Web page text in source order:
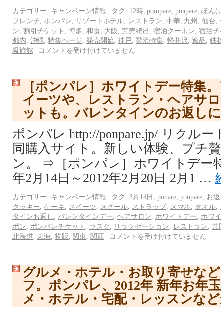
カテゴリー: キャンペーン情報 | タグ: 12時 pompare ponpare ぽん
フレンチ
ポンパレ リゾートホテル レストラン 中華 九州 仙台
ン 割引チケット 博多 和食 大阪 完売続出 宿泊クーポン 宿泊
都内 沖縄 特集ページ 発売開始 神戸 贅沢特集 軽井沢 逸品 鉄
級旅館 | コメントを受け付けていません
［ポンパレ］ホワイトデー特集
イーツや、レストラン・ヘアサ
ットも。バレンタインのお返し
ポンパレ http://ponpare.jp/ リクル
同購入サイト。新しい体験、プチ
ン。 ⇒［ポンパレ］ホワイトデー
年2月14日～2012年2月20日 2月1 …
カテゴリー: キャンペーン情報 | タグ: 3月14日 ponare ponpare お
クッキー ケーキ スイーツ スクール ストラップ, スマホ タオル
タインお返し
バレンタインデー ヘアサロン ホワイトデー
ホワ
ポン
ポンパレチケット ラスク リラクゼーション レストラン 共
北海道 東海 物販 関東 関西 | コメントを受け付けていません
グルメ・ホテル・お取り寄せな
フ。ポンパレ、2012年 新年お年
メ・ホテル・宅配・レッスンな